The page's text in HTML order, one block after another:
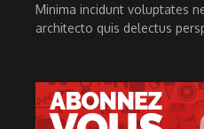
Minima incidunt voluptates
architecto quis delectus